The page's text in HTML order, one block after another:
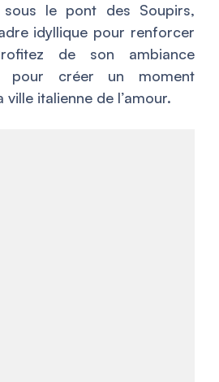
sous le pont des Soupirs,
idyllique pour renforcer
de son ambiance
pour créer un moment
italienne de l’amour.